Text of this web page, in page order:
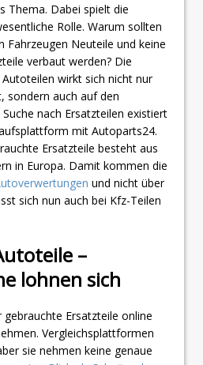
Thema. Dabei spielt die
Rolle. Warum sollten
Fahrzeugen Neuteile und keine
verbaut werden? Die
wirkt sich nicht nur
sondern auch auf den
nach Ersatzteilen existiert
mit Autoparts24.
Ersatzteile besteht aus
in Europa. Damit kommen die
und nicht über
sich nun auch bei Kfz-Teilen
–
lohnen sich
Ersatzteile online
Vergleichsplattformen
sie nehmen keine genaue